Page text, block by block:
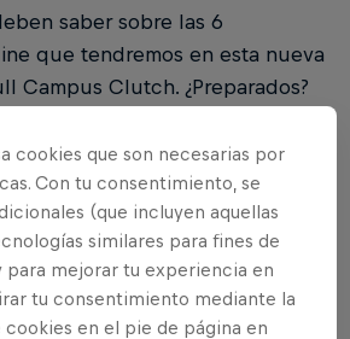
saber sobre las 6
que tendremos en esta nueva
Campus Clutch. ¿Preparados?
ganador! Recuerden: ¡Pueden
las Clasificatorias hasta que
INSCRIPCIÓN FECHA TÉRMINO INSCRIPCIÓN
cookies que son necesarias por
Con tu consentimiento, se
(que incluyen aquellas
similares para fines de
para mejorar tu experiencia en
tu consentimiento mediante la
en el pie de página en